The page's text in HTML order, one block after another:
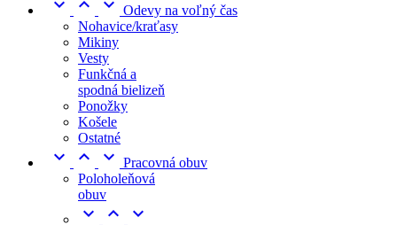
   Odevy na voľný čas
Nohavice/kraťasy
Mikiny
Vesty
Funkčná a
spodná bielizeň
Ponožky
Košele
Ostatné
   Pracovná obuv
Poloholeňová
obuv
  